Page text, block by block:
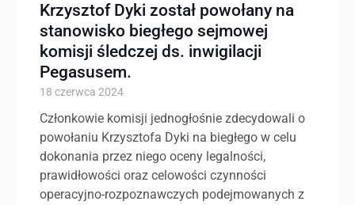
Krzysztof Dyki został powołany na
stanowisko biegłego sejmowej
komisji śledczej ds. inwigilacji
Pegasusem.
18 czerwca 2024
Członkowie komisji jednogłośnie zdecydowali o
powołaniu Krzysztofa Dyki na biegłego w celu
dokonania przez niego oceny legalności,
prawidłowości oraz celowości czynności
operacyjno-rozpoznawczych podejmowanych z